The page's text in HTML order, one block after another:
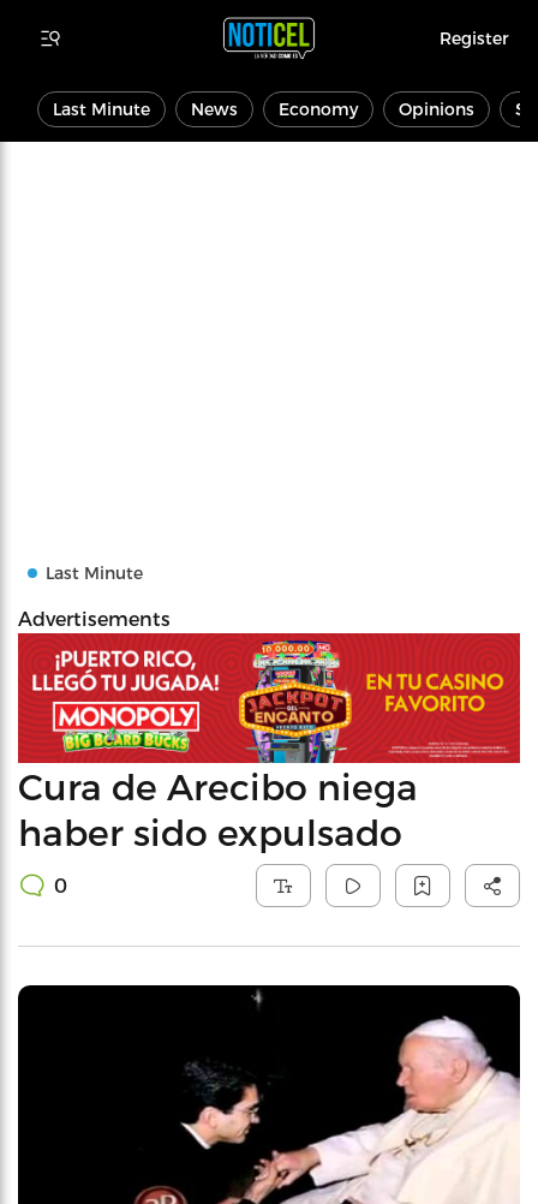
Register
Last Minute News Economy Opinions
Last Minute
Advertisements
Cura de Arecibo niega
haber sido expulsado
0